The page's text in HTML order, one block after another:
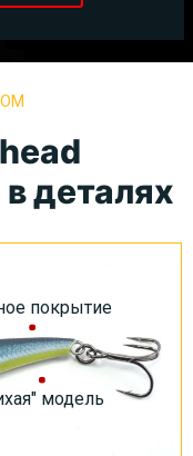
деталях
покрытие
модель